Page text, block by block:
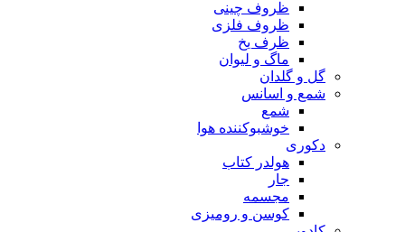
ظروف چینی
ظروف فلزی
ظرف یخ
ماگ و لیوان
گل و گلدان
شمع و اسانس
شمع
خوشبوکننده هوا
دکوری
هولدر کتاب
جار
مجسمه
کوسن و رومیزی